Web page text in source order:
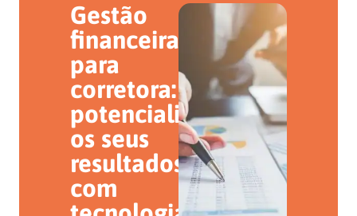
Gestão
financeira
para
corretora:
potencialize
os seus
resultados
com